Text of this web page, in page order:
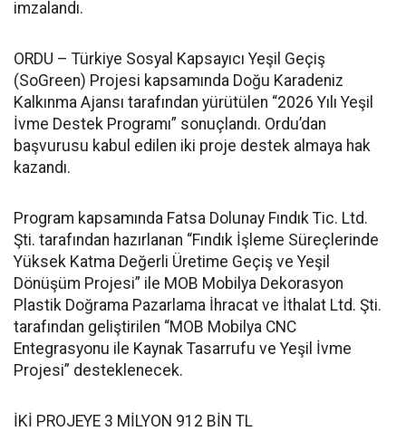
imzalandı.
ORDU – Türkiye Sosyal Kapsayıcı Yeşil Geçiş
(SoGreen) Projesi kapsamında Doğu Karadeniz
Kalkınma Ajansı tarafından yürütülen “2026 Yılı Yeşil
İvme Destek Programı” sonuçlandı. Ordu’dan
başvurusu kabul edilen iki proje destek almaya hak
kazandı.
Program kapsamında Fatsa Dolunay Fındık Tic. Ltd.
Şti. tarafından hazırlanan “Fındık İşleme Süreçlerinde
Yüksek Katma Değerli Üretime Geçiş ve Yeşil
Dönüşüm Projesi” ile MOB Mobilya Dekorasyon
Plastik Doğrama Pazarlama İhracat ve İthalat Ltd. Şti.
tarafından geliştirilen “MOB Mobilya CNC
Entegrasyonu ile Kaynak Tasarrufu ve Yeşil İvme
Projesi” desteklenecek.
İKİ PROJEYE 3 MİLYON 912 BİN TL